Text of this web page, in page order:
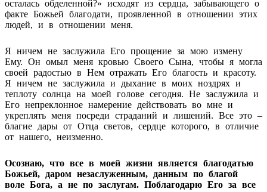
осталась обделенной?» исходят из сердца, забывающего о
факте Божьей благодати, проявленной в отношении этих
людей, и в отношении меня.
Я ничем не заслужила Его прощение за мою измену
Ему. Он омыл меня кровью Своего Сына, чтобы я могла
своей радостью в Нем отражать Его благость и красоту.
Я ничем не заслужила и дыхание в моих ноздрях и
теплоту солнца на моей голове сегодня. Не заслужила и
Его непреклонное намерение действовать во мне и
укреплять меня посреди страданий и лишений. Все это –
благие дары от Отца светов, сердце которого, в отличие
от нашего, неизменно.
Осознаю, что все в моей жизни является благодатью
Божьей, даром незаслуженным, данным по благой
воле Бога, а не по заслугам. Поблагодарю Его за все